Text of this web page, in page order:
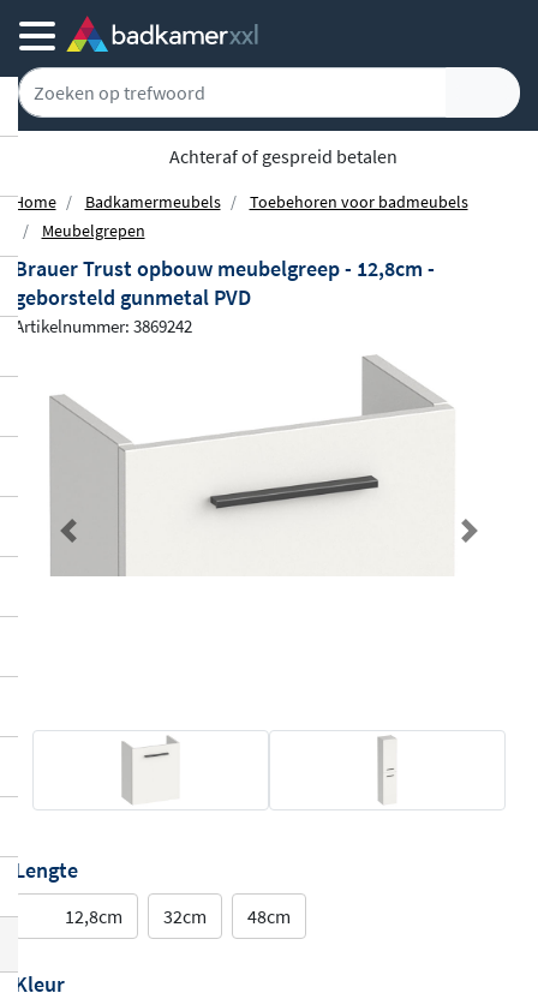
Gratis bezorgd vanaf 100,-
Home Badkamermeubels
Toebehoren voor badmeubels
Meubelgrepen
Brauer Trust opbouw meubelgreep - 12,8cm -
geborsteld gunmetal PVD
Artikelnummer: 3869242
Previous Next
Lengte
12,8cm 32cm 48cm
Kleur